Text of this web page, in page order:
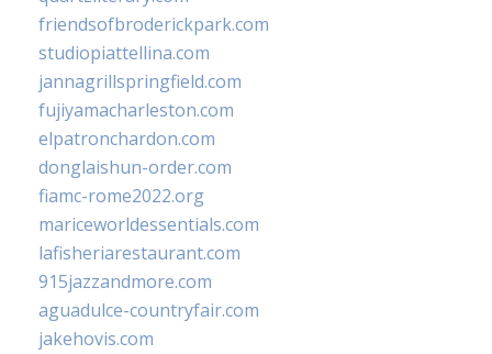
friendsofbroderickpark.com
studiopiattellina.com
jannagrillspringfield.com
fujiyamacharleston.com
elpatronchardon.com
donglaishun-order.com
fiamc-rome2022.org
mariceworldessentials.com
lafisheriarestaurant.com
915jazzandmore.com
aguadulce-countryfair.com
jakehovis.com